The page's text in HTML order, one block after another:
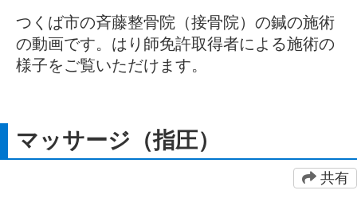
つくば市の斉藤整骨院（接骨院）の鍼の施術
の動画です。はり師免許取得者による施術の
様子をご覧いただけます。
マッサージ（指圧）
共有